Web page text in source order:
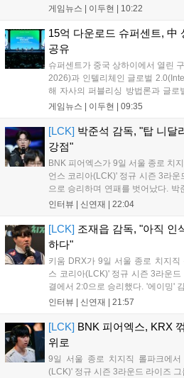
이다. 시장조사기관 서카나 집계에
스...
게임뉴스 | 이두현 10:22
15억 다운로드 슈퍼센트, 中
공유
슈퍼센트가 중국 상하이에서 열린
2026)과 인텔리체인 글로벌
해 자사의 퍼블리싱 방법론과 글로
아 최대 규모 게임 박람회인 차이나
게임뉴스 | 이두현 09:35
[LCK] 박준석 감독, "탑 니달
강점"
BNK 피어엑스가 9일 서울 종로 치
언스 코리아(LCK)' 정규 시즌 3라
으로 승리하며 연패를 벗어났다.
대의 움직임을 강제한 점, 2세트 불
인터뷰 | 신연재 22:04
[LCK] 조재읍 감독, "아직 인
하다"
키움 DRX가 9일 서울 종로 치지
스 코리아(LCK)' 정규 시즌 3라운
결에서 2:0으로 승리했다. '에이밍'
력으로 2연승을 달리고 있었지만,
인터뷰 | 신연재 21:57
[LCK] BNK 피어엑스, KRX
위로
9일 서울 종로 치지직 롤파크에
(LCK)' 정규 시즌 3라운드 라이즈